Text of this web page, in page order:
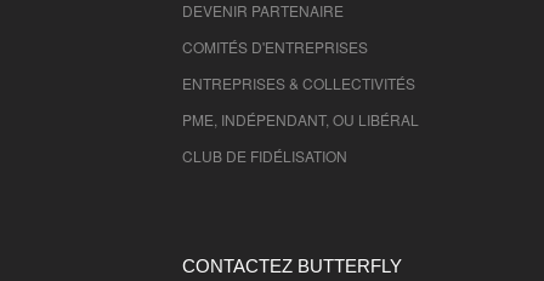
DEVENIR PARTENAIRE
COMITÉS D'ENTREPRISES
ENTREPRISES & COLLECTIVITÉS
PME, INDÉPENDANT, OU LIBÉRAL
CLUB DE FIDÉLISATION
CONTACTEZ BUTTERFLY